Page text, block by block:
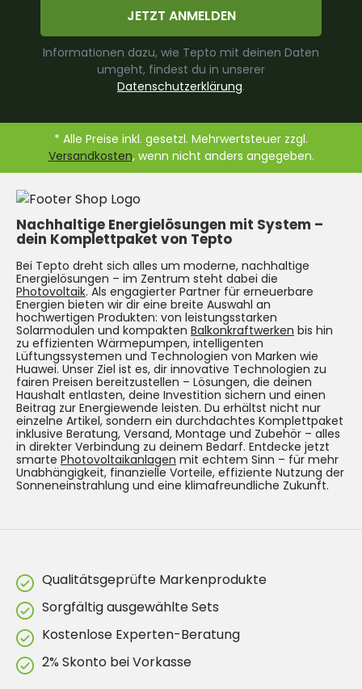
JETZT ANMELDEN
Informationen dazu, wie Tepto mit deinen Daten
umgeht, findest du in unserer
Datenschutzerklärung.
* Alle Preise inkl. gesetzl. Mehrwertsteuer zzgl.
Versandkosten, wenn nicht anders angegeben.
Nachhaltige Energielösungen mit System –
dein Komplettpaket von Tepto
Bei Tepto dreht sich alles um moderne, nachhaltige
Energielösungen – im Zentrum steht dabei die
Photovoltaik. Als engagierter Partner für erneuerbare
Energien bieten wir dir eine breite Auswahl an
hochwertigen Produkten: von leistungsstarken
Solarmodulen und kompakten Balkonkraftwerken bis hin
zu effizienten Wärmepumpen, intelligenten
Lüftungssystemen und Technologien von Marken wie
Huawei. Unser Ziel ist es, dir innovative Technologien zu
fairen Preisen bereitzustellen – Lösungen, die deinen
Haushalt entlasten, deine Investition sichern und einen
Beitrag zur Energiewende leisten. Du erhältst nicht nur
einzelne Artikel, sondern ein durchdachtes Komplettpaket
inklusive Beratung, Versand, Montage und Zubehör – alles
in direkter Verbindung zu deinem Bedarf. Entdecke jetzt
smarte Photovoltaikanlagen mit echtem Sinn – für mehr
Unabhängigkeit, finanzielle Vorteile, effiziente Nutzung der
Sonneneinstrahlung und eine klimafreundliche Zukunft.
Qualitätsgeprüfte Markenprodukte
Sorgfältig ausgewählte Sets
Kostenlose Experten-Beratung
2% Skonto bei Vorkasse